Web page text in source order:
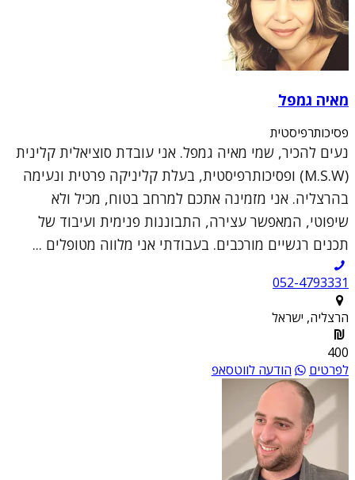
מאיה גמפל
פסיכותרפיסטית
נעים להכיר, שמי מאיה גמפל. אני עובדת סוציאלית קלינית
(M.S.W) ופסיכותרפיסטית, בעלת קליניקה פרטית ונעימה
בהרצליה. אני מזמינה אתכם למרחב בטוח, מכיל ולא
שיפוטי, המאפשר עצירה, התבוננות פנימית ועיבוד של
תכנים רגשיים מורכבים. בעבודתי אני מלווה מטופלים ...
052-4793331
הרצליה, ישראל
400
לפרטים
הודעה לווטסאפ